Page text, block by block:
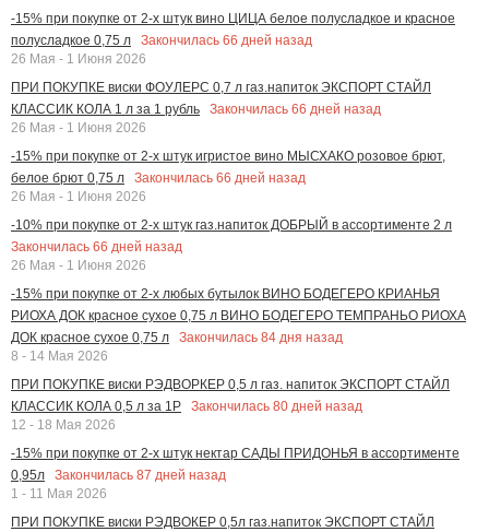
-15% при покупке от 2-х штук вино ЦИЦА белое полусладкое и красное
полусладкое 0,75 л
Закончилась 66 дней назад
26 Мая - 1 Июня 2026
ПРИ ПОКУПКЕ виски ФОУЛЕРС 0,7 л газ.напиток ЭКСПОРТ СТАЙЛ
КЛАССИК КОЛА 1 л за 1 рубль
Закончилась 66 дней назад
26 Мая - 1 Июня 2026
-15% при покупке от 2-х штук игристое вино МЫСХАКО розовое брют,
белое брют 0,75 л
Закончилась 66 дней назад
26 Мая - 1 Июня 2026
-10% при покупке от 2-х штук газ.напиток ДОБРЫЙ в ассортименте 2 л
Закончилась 66 дней назад
26 Мая - 1 Июня 2026
-15% при покупке от 2-х любых бутылок ВИНО БОДЕГЕРО КРИАНЬЯ
РИОХА ДОК красное сухое 0,75 л ВИНО БОДЕГЕРО ТЕМПРАНЬО РИОХА
ДОК красное сухое 0,75 л
Закончилась 84 дня назад
8 - 14 Мая 2026
ПРИ ПОКУПКЕ виски РЭДВОРКЕР 0,5 л газ. напиток ЭКСПОРТ СТАЙЛ
КЛАССИК КОЛА 0,5 л за 1Р
Закончилась 80 дней назад
12 - 18 Мая 2026
-15% при покупке от 2-х штук нектар САДЫ ПРИДОНЬЯ в ассортименте
0,95л
Закончилась 87 дней назад
1 - 11 Мая 2026
ПРИ ПОКУПКЕ виски РЭДВОКЕР 0,5л газ.напиток ЭКСПОРТ СТАЙЛ